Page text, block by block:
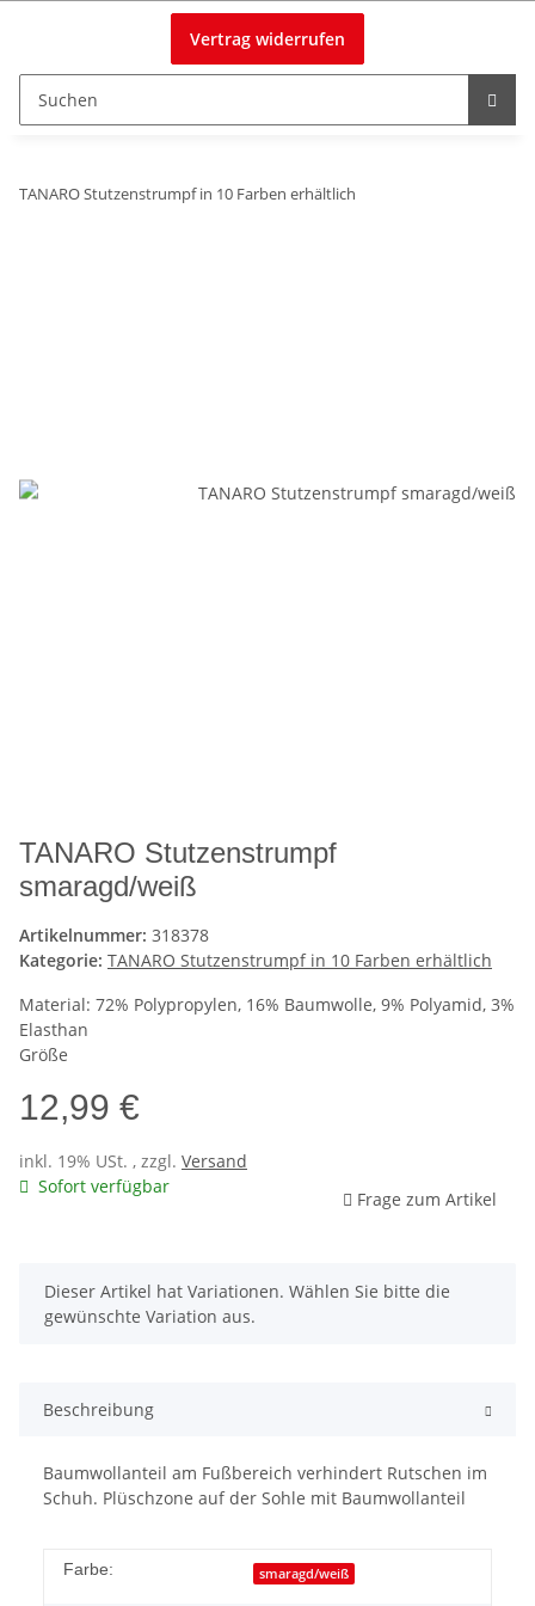
Vertrag widerrufen
TANARO Stutzenstrumpf in 10 Farben erhältlich
TANARO Stutzenstrumpf
smaragd/weiß
Artikelnummer: 318378
Kategorie: TANARO Stutzenstrumpf in 10 Farben erhältlich
Material: 72% Polypropylen, 16% Baumwolle, 9% Polyamid, 3%
Elasthan
Größe
12,99 €
inkl. 19% USt. , zzgl. Versand
Sofort verfügbar
Frage zum Artikel
x
Dieser Artikel hat Variationen. Wählen Sie bitte die
gewünschte Variation aus.
Beschreibung
Baumwollanteil am Fußbereich verhindert Rutschen im
Schuh. Plüschzone auf der Sohle mit Baumwollanteil
Farbe: smaragd/weiß